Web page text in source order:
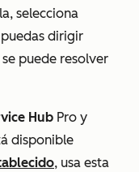
selecciona
dirigir
puede resolver
Hub Pro y
disponible
, usa esta